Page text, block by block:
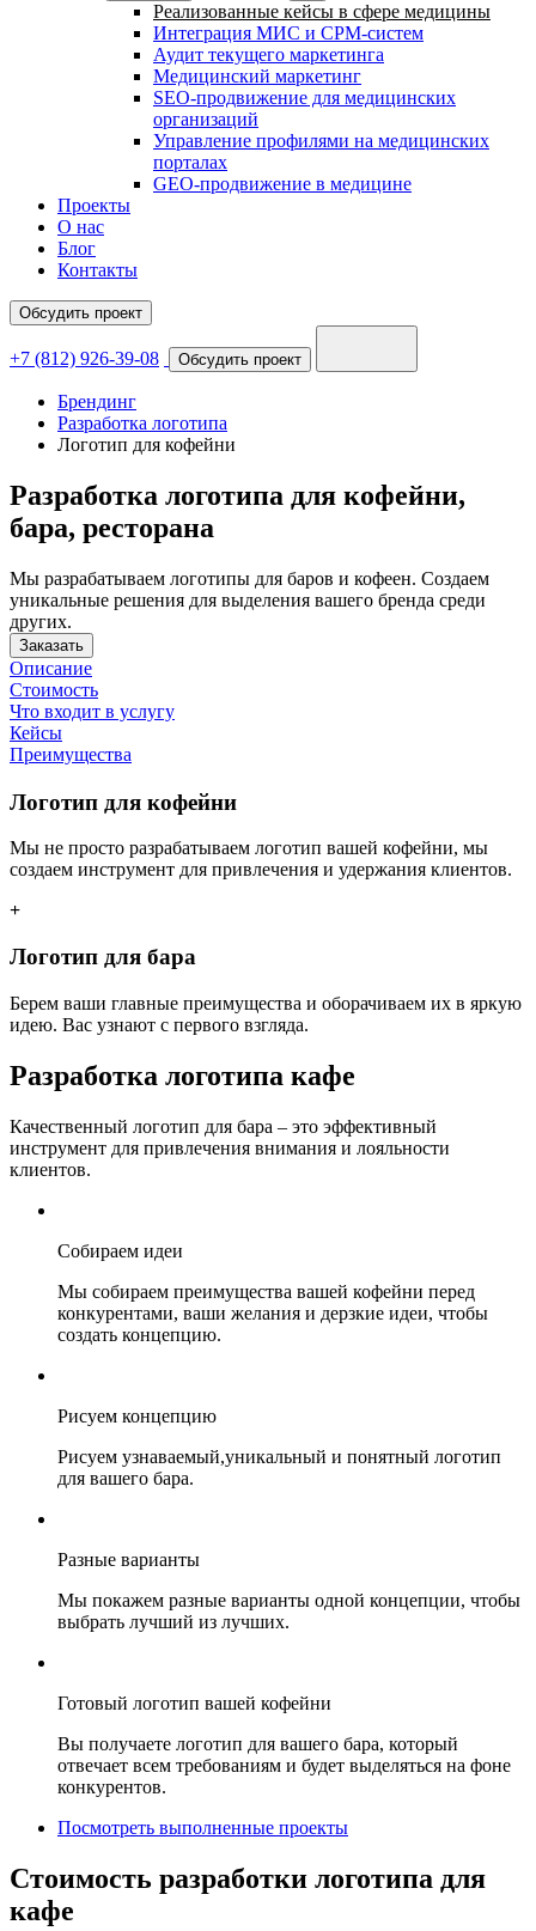
Реализованные кейсы в сфере медицины
Интеграция МИС и СРМ-систем
Аудит текущего маркетинга
Медицинский маркетинг
SEO-продвижение для медицинских
организаций
Управление профилями на медицинских
порталах
GEO-продвижение в медицине
Проекты
О нас
Блог
Контакты
Обсудить проект
+7 (812) 926-39-08 Обсудить проект
Брендинг
Разработка логотипа
Логотип для кофейни
Разработка логотипа для кофейни,
бара, ресторана
Мы разрабатываем логотипы для баров и кофеен. Создаем
уникальные решения для выделения вашего бренда среди
других.
Заказать
Описание
Стоимость
Что входит в услугу
Кейсы
Преимущества
Логотип для кофейни
Мы не просто разрабатываем логотип вашей кофейни, мы
создаем инструмент для привлечения и удержания клиентов.
+
Логотип для бара
Берем ваши главные преимущества и оборачиваем их в яркую
идею. Вас узнают с первого взгляда.
Разработка логотипа кафе
Качественный логотип для бара – это эффективный
инструмент для привлечения внимания и лояльности
клиентов.
Собираем идеи
Мы собираем преимущества вашей кофейни перед
конкурентами, ваши желания и дерзкие идеи, чтобы
создать концепцию.
Рисуем концепцию
Рисуем узнаваемый,уникальный и понятный логотип
для вашего бара.
Разные варианты
Мы покажем разные варианты одной концепции, чтобы
выбрать лучший из лучших.
Готовый логотип вашей кофейни
Вы получаете логотип для вашего бара, который
отвечает всем требованиям и будет выделяться на фоне
конкурентов.
Посмотреть выполненные проекты
Стоимость разработки логотипа для
кафе